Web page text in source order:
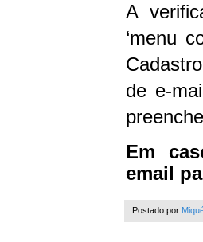
A
‘menu
de e-
Em
email
Postado por